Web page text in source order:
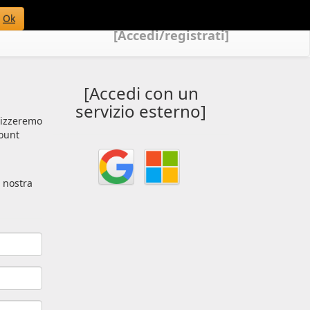
Ok
[Accedi/registrati]
[Accedi con un
servizio esterno]